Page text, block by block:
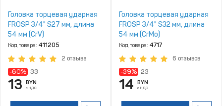
Головка торцевая ударная
FROSP 3/4" S27 мм, длина
54 мм (CrV)
Код товара: 411205
2 отзыва
-60% 33
13 BYN
с НДС
Головка торцевая ударная
FROSP 3/4" S32 мм, длина
54 мм (CrMo)
Код товара: 4717
6 отзывов
-39% 23
14 BYN
с НДС